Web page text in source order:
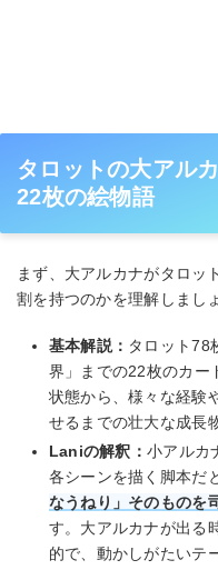
タロットの大アル
22枚の絵物語
まず、大アルカナがタロッ
割を持つのかを理解しまし
基本解説： タロット78
界」までの22枚のカー
状態から、様々な経験
せるまでの壮大な成長
Laniの解釈：小アルカ
各シーンを描く脚本だ
なうねり」そのものを
す。大アルカナが出る
的で、動かしがたいテ